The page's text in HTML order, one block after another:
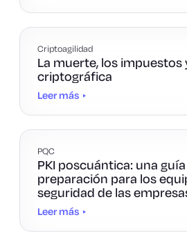
Criptoagilidad
La muerte, los impuestos
criptográfica
Leer más
PQC
PKI poscuántica: una
preparación para los
seguridad de las
Leer más